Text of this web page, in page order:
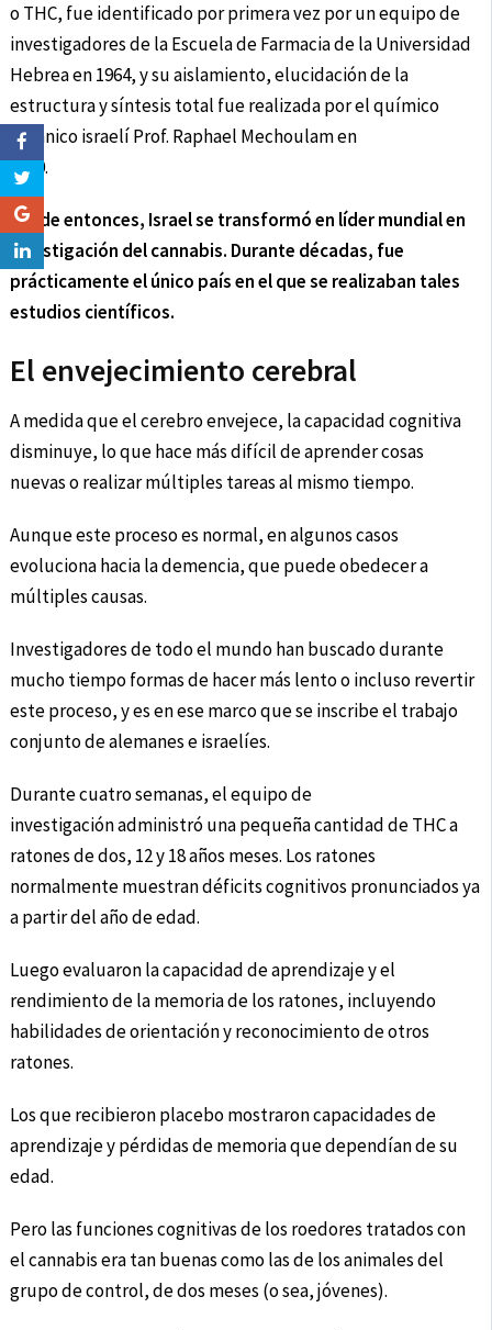
o THC, fue identificado por primera vez por un equipo de
investigadores de la Escuela de Farmacia de la Universidad
Hebrea en 1964, y su aislamiento, elucidación de la
estructura y síntesis total fue realizada por el químico
orgánico israelí Prof. Raphael Mechoulam en
1970.
Desde entonces, Israel se transformó en líder mundial en
investigación del cannabis. Durante décadas, fue
prácticamente el único país en el que se realizaban tales
estudios científicos.
El envejecimiento cerebral
A medida que el cerebro envejece, la capacidad cognitiva
disminuye, lo que hace más difícil de aprender cosas
nuevas o realizar múltiples tareas al mismo tiempo.
Aunque este proceso es normal, en algunos casos
evoluciona hacia la demencia, que puede obedecer a
múltiples causas.
Investigadores de todo el mundo han buscado durante
mucho tiempo formas de hacer más lento o incluso revertir
este proceso, y es en ese marco que se inscribe el trabajo
conjunto de alemanes e israelíes.
Durante cuatro semanas, el equipo de
investigación administró una pequeña cantidad de THC a
ratones de dos, 12 y 18 años meses. Los ratones
normalmente muestran déficits cognitivos pronunciados ya
a partir del año de edad.
Luego evaluaron la capacidad de aprendizaje y el
rendimiento de la memoria de los ratones, incluyendo
habilidades de orientación y reconocimiento de otros
ratones.
Los que recibieron placebo mostraron capacidades de
aprendizaje y pérdidas de memoria que dependían de su
edad.
Pero las funciones cognitivas de los roedores tratados con
el cannabis era tan buenas como las de los animales del
grupo de control, de dos meses (o sea, jóvenes).